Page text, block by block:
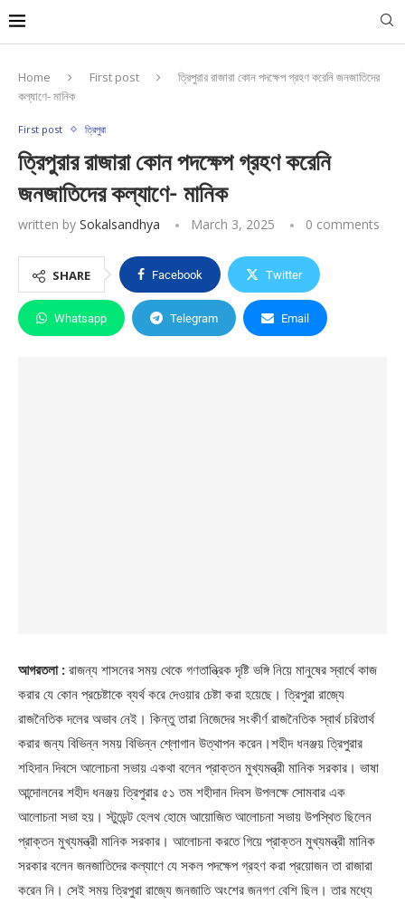
Home First post
ত্রিপুরার রাজারা কোন পদক্ষেপ গ্রহণ করেনি জনজাতিদের
কল্যাণে- মানিক
First post ত্রিপুরা
ত্রিপুরার রাজারা কোন পদক্ষেপ গ্রহণ করেনি
জনজাতিদের কল্যাণে- মানিক
written by Sokalsandhya March 3, 2025 0 comments
SHARE Facebook Twitter
Whatsapp Telegram Email
আগরতলা : রাজন্য শাসনের সময় থেকে গণতান্ত্রিক দৃষ্টি ভঙ্গি নিয়ে মানুষের স্বার্থে কাজ
করার যে কোন প্রচেষ্টাকে ব্যর্থ করে দেওয়ার চেষ্টা করা হয়েছে। ত্রিপুরা রাজ্যে
রাজনৈতিক দলের অভাব নেই। কিন্তু তারা নিজেদের সংকীর্ণ রাজনৈতিক স্বার্থ চরিতার্থ
করার জন্য বিভিন্ন সময় বিভিন্ন শ্লোগান উত্থাপন করেন।শহীদ ধনঞ্জয় ত্রিপুরার
শহিদান দিবসে আলোচনা সভায় একথা বলেন প্রাক্তন মুখ্যমন্ত্রী মানিক সরকার। ভাষা
আন্দোলনের শহীদ ধনঞ্জয় ত্রিপুরার ৫১ তম শহীদান দিবস উপলক্ষে সোমবার এক
আলোচনা সভা হয়। স্টুডেন্ট হেলথ হোমে আয়োজিত আলোচনা সভায় উপস্থিত ছিলেন
প্রাক্তন মুখ্যমন্ত্রী মানিক সরকার। আলোচনা করতে গিয়ে প্রাক্তন মুখ্যমন্ত্রী মানিক
সরকার বলেন জনজাতিদের কল্যাণে যে সকল পদক্ষেপ গ্রহণ করা প্রয়োজন তা রাজারা
করেন নি। সেই সময় ত্রিপুরা রাজ্যে জনজাতি অংশের জনগণ বেশি ছিল। তার মধ্যে